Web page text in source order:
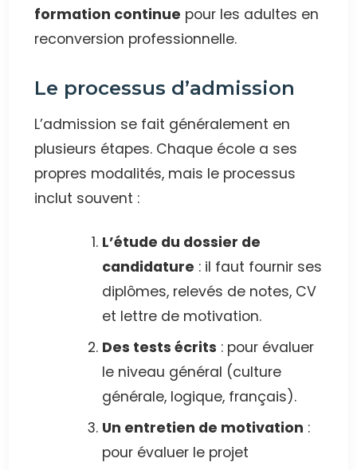
formation continue pour les adultes en
reconversion professionnelle.
Le processus d’admission
L’admission se fait généralement en
plusieurs étapes. Chaque école a ses
propres modalités, mais le processus
inclut souvent :
L’étude du dossier de
candidature : il faut fournir ses
diplômes, relevés de notes, CV
et lettre de motivation.
Des tests écrits : pour évaluer
le niveau général (culture
générale, logique, français).
Un entretien de motivation :
pour évaluer le projet